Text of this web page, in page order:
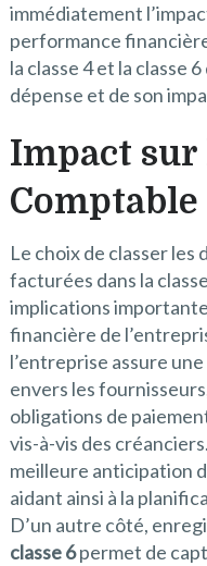
immédiatement
performance
la classe 4 et la classe
dépense et de son
Impact sur
Le choix de classer les
facturées dans la
implications
financière de
l’entreprise assure
envers les
obligations de
vis-à-vis des
meilleure anticipation
aidant ainsi à la
D’un autre côté,
classe 6permet de